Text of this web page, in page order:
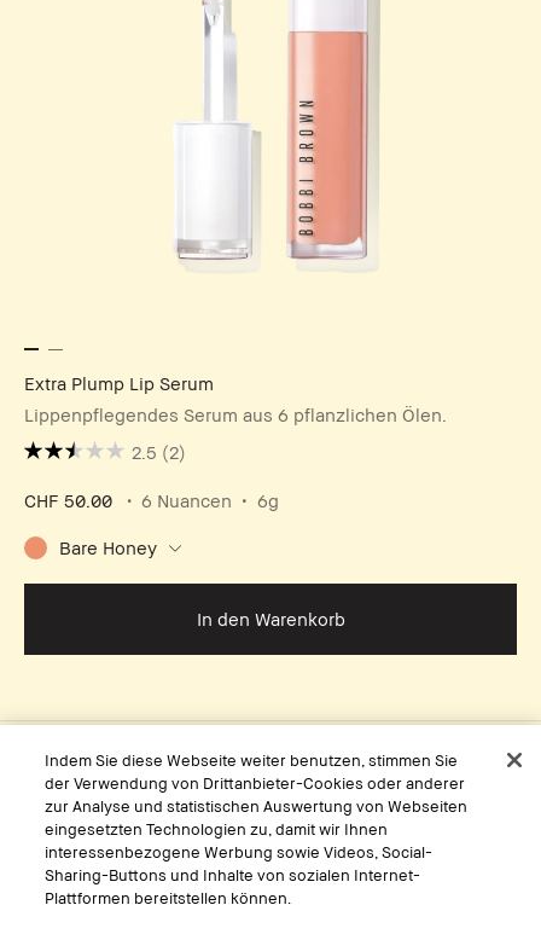
Extra Plump Lip Serum
Lippenpflegendes Serum aus 6 pflanzlichen Ölen.
2.5 (2)
CHF 50.00 6 Nuancen 6g
Bare Honey
In den Warenkorb
SPF
Schützt die Haut vor UV-Schäden und beugt so
der Lichtalterung vor
Indem Sie diese Webseite weiter benutzen, stimmen Sie
der Verwendung von Drittanbieter-Cookies oder anderer
zur Analyse und statistischen Auswertung von Webseiten
eingesetzten Technologien zu, damit wir Ihnen
interessenbezogene Werbung sowie Videos, Social-
Sharing-Buttons und Inhalte von sozialen Internet-
Plattformen bereitstellen können.